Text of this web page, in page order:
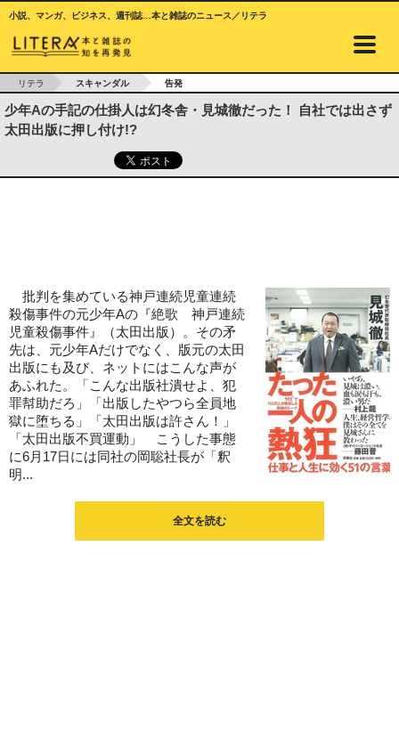
小説、マンガ、ビジネス、週刊誌…本と雑誌のニュース／リテラ
リテラ スキャンダル 告発
少年Aの手記の仕掛人は幻冬舎・見城徹だった！ 自社では出さず
太田出版に押し付け!?
批判を集めている神戸連続児童連続
殺傷事件の元少年Aの『絶歌 神戸連続
児童殺傷事件』（太田出版）。その矛
先は、元少年Aだけでなく、版元の太田
出版にも及び、ネットにはこんな声が
あふれた。「こんな出版社潰せよ、犯
罪幇助だろ」「出版したやつら全員地
獄に堕ちる」「太田出版は許さん！」
「太田出版不買運動」 こうした事態
に6月17日には同社の岡聡社長が「釈
明...
全文を読む